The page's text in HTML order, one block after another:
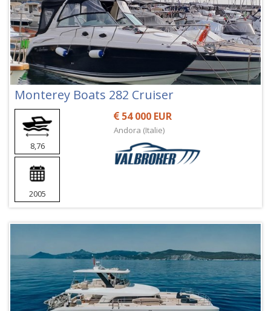
Monterey Boats 282 Cruiser
8,76
2005
54 000 EUR
Andora (Italie)